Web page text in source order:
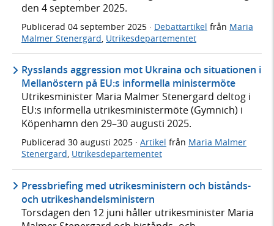
den 4 september 2025.
Publicerad 04 september 2025 · Debattartikel från Maria
Malmer Stenergard Utrikesdepartementet
Rysslands aggression mot Ukraina och situationen i
Mellanöstern på EU:s informella ministermöte
Utrikesminister Maria Malmer Stenergard deltog i
EU:s informella utrikesministermöte (Gymnich) i
Köpenhamn den 29–30 augusti 2025.
Publicerad 30 augusti 2025 · Artikel från Maria Malmer
Stenergard, Utrikesdepartementet
Pressbriefing med utrikesministern och bistånds-
och utrikeshandelsministern
Torsdagen den 12 juni håller utrikesminister Maria